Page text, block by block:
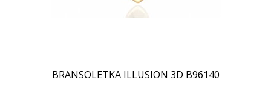
BRANSOLETKA ILLUSION 3D B96140